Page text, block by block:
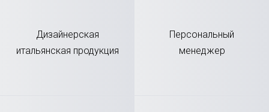
Дизайнерская
итальянская продукция
Персональный
менеджер